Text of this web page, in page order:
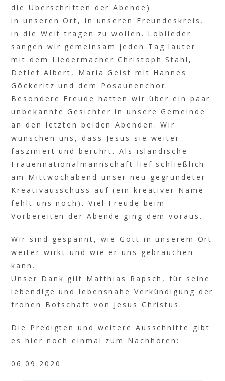
die Überschriften der Abende)
in unseren Ort, in unseren Freundeskreis,
in die Welt tragen zu wollen. Loblieder
sangen wir gemeinsam jeden Tag lauter
mit dem Liedermacher Christoph Stahl,
Detlef Albert, Maria Geist mit Hannes
Göckeritz und dem Posaunenchor.
Besondere Freude hatten wir über ein paar
unbekannte Gesichter in unsere Gemeinde
an den letzten beiden Abenden. Wir
wünschen uns, dass Jesus sie weiter
fasziniert und berührt. Als isländische
Frauennationalmannschaft lief schließlich
am Mittwochabend unser neu gegründeter
Kreativausschuss auf (ein kreativer Name
fehlt uns noch). Viel Freude beim
Vorbereiten der Abende ging dem voraus.
Wir sind gespannt, wie Gott in unserem Ort
weiter wirkt und wie er uns gebrauchen
kann.
Unser Dank gilt Matthias Rapsch, für seine
lebendige und lebensnahe Verkündigung der
frohen Botschaft von Jesus Christus.
Die Predigten und weitere Ausschnitte gibt
es hier noch einmal zum Nachhören:
06.09.2020